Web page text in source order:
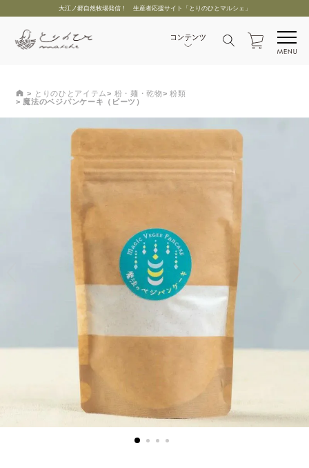
大江ノ郷自然牧場発信！ 生産者応援サイト「とりのひとマルシェ」
とりのひとアイテム 粉・麺・乾物
粉類
魔法のベジパンケーキ（ビーツ）